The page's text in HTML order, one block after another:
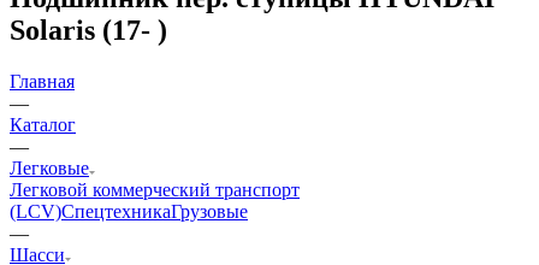
Solaris (17- )
Главная
—
Каталог
—
Легковые
Легковой коммерческий транспорт
(LCV)СпецтехникаГрузовые
—
Шасси